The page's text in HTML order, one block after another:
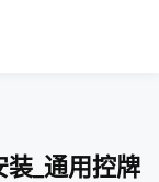
_通用控牌